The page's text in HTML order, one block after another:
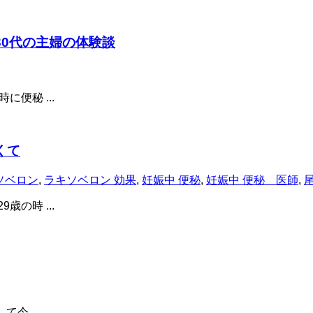
代の主婦の体験談
に便秘 ...
て
ベロン, ラキソベロン 効果, 妊娠中 便秘, 妊娠中 便秘 医師,
歳の時 ...